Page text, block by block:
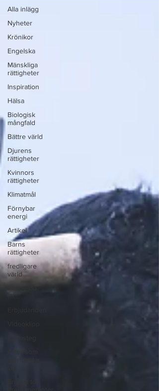
Alla inlägg
Nyheter
Krönikor
Engelska
Mänskliga
rättigheter
Inspiration
Hälsa
Biologisk
mångfald
Bättre värld
Djurens
rättigheter
Kvinnors
rättigheter
Klimatmål
Förnybar
energi
Artikel
Barns
rättigheter
fredligare
värld
till....